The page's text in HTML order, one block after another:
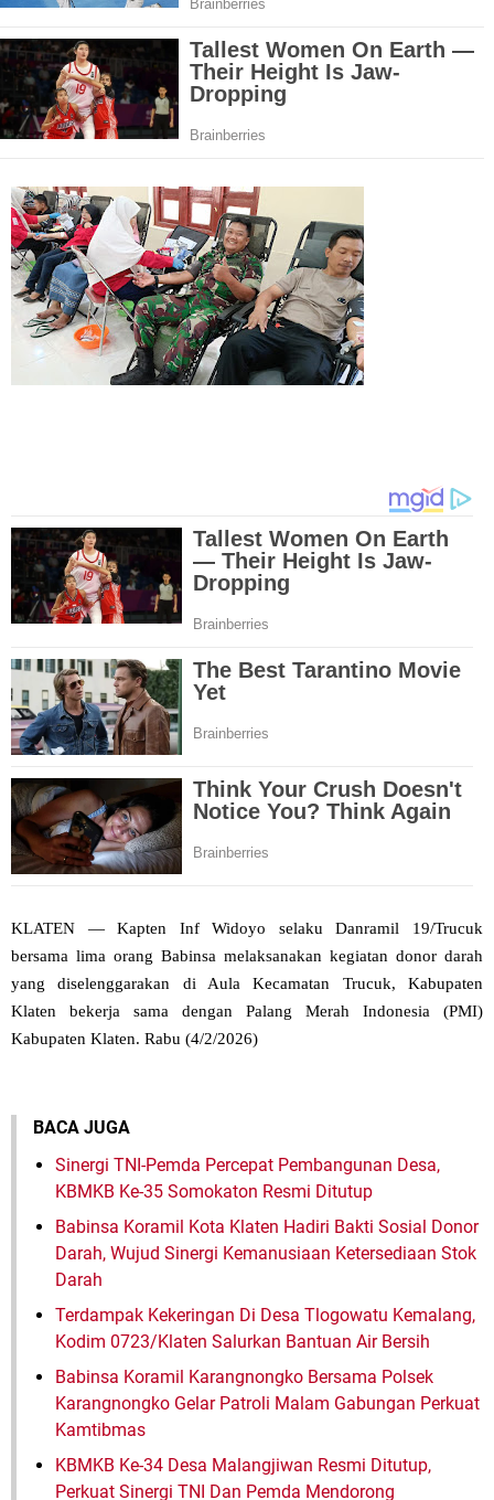
KLATEN — Kapten Inf Widoyo selaku Danramil 19/Trucuk
bersama lima orang Babinsa melaksanakan kegiatan donor darah
yang diselenggarakan di Aula Kecamatan Trucuk, Kabupaten
Klaten bekerja sama dengan Palang Merah Indonesia (PMI)
Kabupaten Klaten. Rabu (4/2/2026)
BACA JUGA
Sinergi TNI-Pemda Percepat Pembangunan Desa,
KBMKB Ke-35 Somokaton Resmi Ditutup
Babinsa Koramil Kota Klaten Hadiri Bakti Sosial Donor
Darah, Wujud Sinergi Kemanusiaan Ketersediaan Stok
Darah
Terdampak Kekeringan Di Desa Tlogowatu Kemalang,
Kodim 0723/Klaten Salurkan Bantuan Air Bersih
Babinsa Koramil Karangnongko Bersama Polsek
Karangnongko Gelar Patroli Malam Gabungan Perkuat
Kamtibmas
KBMKB Ke-34 Desa Malangjiwan Resmi Ditutup,
Perkuat Sinergi TNI Dan Pemda Mendorong